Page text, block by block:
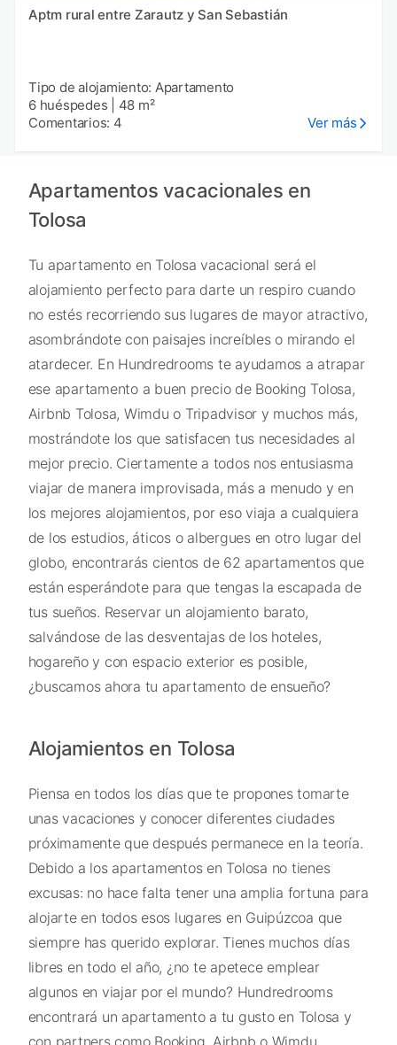
Aptm rural entre Zarautz y San Sebastián
Tipo de alojamiento: Apartamento
6 huéspedes
48 m²
Comentarios: 4
Ver más
Apartamentos vacacionales en
Tolosa
Tu apartamento en Tolosa vacacional será el
alojamiento perfecto para darte un respiro cuando
no estés recorriendo sus lugares de mayor atractivo,
asombrándote con paisajes increíbles o mirando el
atardecer. En Hundredrooms te ayudamos a atrapar
ese apartamento a buen precio de Booking Tolosa,
Airbnb Tolosa, Wimdu o Tripadvisor y muchos más,
mostrándote los que satisfacen tus necesidades al
mejor precio. Ciertamente a todos nos entusiasma
viajar de manera improvisada, más a menudo y en
los mejores alojamientos, por eso viaja a cualquiera
de los estudios, áticos o albergues en otro lugar del
globo, encontrarás cientos de 62 apartamentos que
están esperándote para que tengas la escapada de
tus sueños. Reservar un alojamiento barato,
salvándose de las desventajas de los hoteles,
hogareño y con espacio exterior es posible,
¿buscamos ahora tu apartamento de ensueño?
Alojamientos en Tolosa
Piensa en todos los días que te propones tomarte
unas vacaciones y conocer diferentes ciudades
próximamente que después permanece en la teoría.
Debido a los apartamentos en Tolosa no tienes
excusas: no hace falta tener una amplia fortuna para
alojarte en todos esos lugares en Guipúzcoa que
siempre has querido explorar. Tienes muchos días
libres en todo el año, ¿no te apetece emplear
algunos en viajar por el mundo? Hundredrooms
encontrará un apartamento a tu gusto en Tolosa y
con partners como Booking, Airbnb o Wimdu .